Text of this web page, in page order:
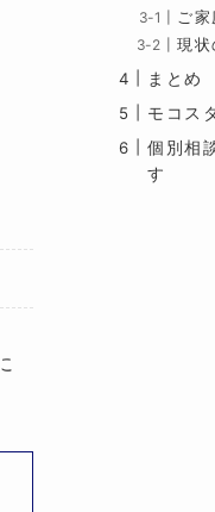
ご
現状
まとめ
モコス
個別相
す